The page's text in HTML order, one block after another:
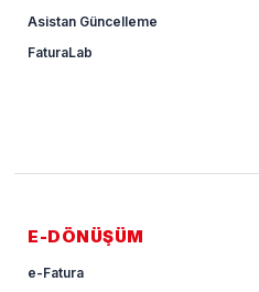
Asistan Güncelleme
FaturaLab
E-DÖNÜŞÜM
e-Fatura